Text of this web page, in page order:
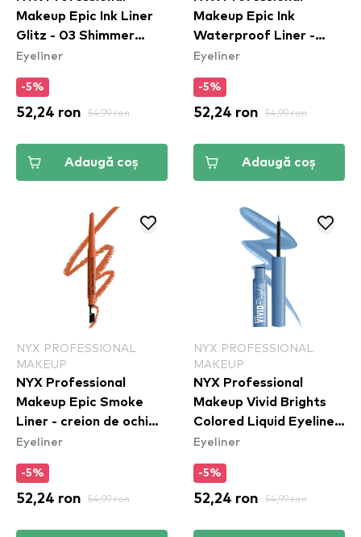
Makeup Epic Ink Liner
Glitz - 03 Shimmer
Stitch
Eyeliner
-5%
52,24 ron 54,99 ron
Adaugă coș
Makeup Epic Ink
Waterproof Liner -
Mid(night) Rise
Eyeliner
-5%
52,24 ron 54,99 ron
Adaugă coș
NYX PROFESSIONAL
MAKEUP
NYX Professional
Makeup Epic Smoke
Liner - creion de ochi
Fired Up (ESL05)
Eyeliner
-5%
52,24 ron 54,99 ron
NYX PROFESSIONAL
MAKEUP
NYX Professional
Makeup Vivid Brights
Colored Liquid Eyeliner
- Cobalt Crush
Eyeliner
-5%
52,24 ron 54,99 ron